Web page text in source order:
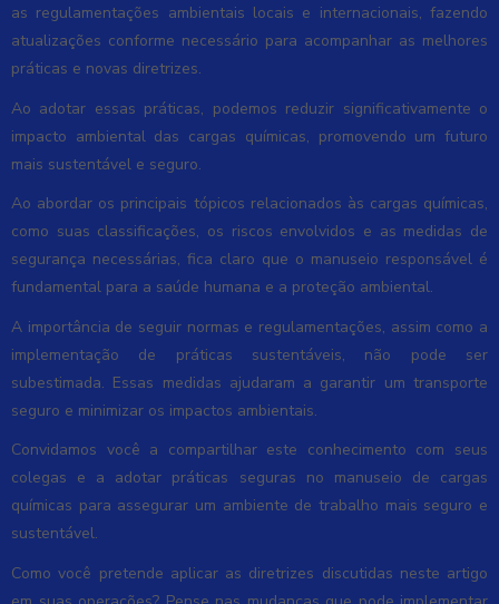
as regulamentações ambientais locais e internacionais, fazendo
atualizações conforme necessário para acompanhar as melhores
práticas e novas diretrizes.
Ao adotar essas práticas, podemos reduzir significativamente o
impacto ambiental das cargas químicas, promovendo um futuro
mais sustentável e seguro.
Ao abordar os principais tópicos relacionados às cargas químicas,
como suas classificações, os riscos envolvidos e as medidas de
segurança necessárias, fica claro que o manuseio responsável é
fundamental para a saúde humana e a proteção ambiental.
A importância de seguir normas e regulamentações, assim como a
implementação de práticas sustentáveis, não pode ser
subestimada. Essas medidas ajudaram a garantir um transporte
seguro e minimizar os impactos ambientais.
Convidamos você a compartilhar este conhecimento com seus
colegas e a adotar práticas seguras no manuseio de cargas
químicas para assegurar um ambiente de trabalho mais seguro e
sustentável.
Como você pretende aplicar as diretrizes discutidas neste artigo